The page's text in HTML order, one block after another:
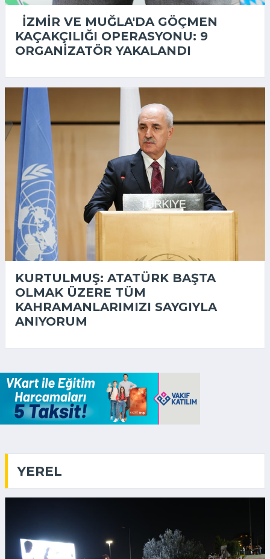
İZMIR VE MUĞLA'DA GÖÇMEN
KAÇAKÇILIĞI OPERASYONU: 9
ORGANIZATÖR YAKALANDI
KURTULMUŞ: ATATÜRK BAŞTA
OLMAK ÜZERE TÜM
KAHRAMANLARIMIZI SAYGIYLA
ANIYORUM
YEREL